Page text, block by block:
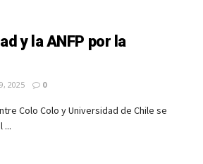
y la ANFP por la
2025 0
Colo Colo y Universidad de Chile se
...